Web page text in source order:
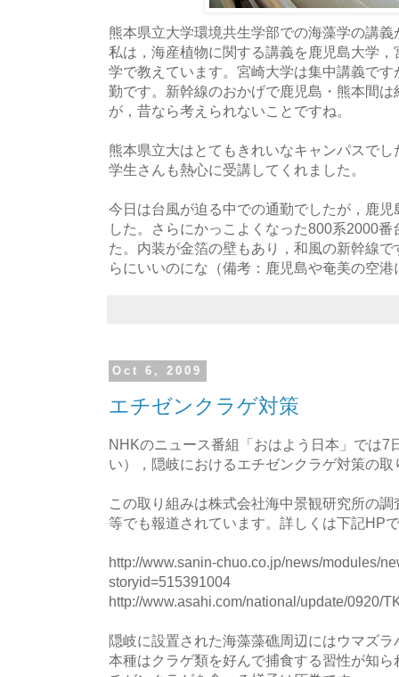
熊本県立大学環境共生学部での海藻学の講
私は，海産植物に関する講義を鹿児島大学
学で教えています。宮崎大学は集中講義で
勤です。新幹線のおかげで鹿児島・熊本間
が，昔なら考えられないことですね。
熊本県立大はとてもきれいなキャンパスで
学生さんも熱心に受講してくれました。
今日は台風が迫る中での通勤でしたが，鹿
した。さらにかっこよくなった800系2000
た。内装が金箔の壁もあり，和風の新幹線
らにいいのにな（備考：鹿児島や奄美の空
Oct 6, 2009
エチゼンクラゲ対策
NHKのニュース番組「おはよう日本」では7
い），隠岐におけるエチゼンクラゲ対策の
この取り組みは株式会社海中景観研究所の
等でも報道されています。詳しくは下記HP
http://www.sanin-chuo.co.jp/news/modules/
storyid=515391004
http://www.asahi.com/national/update/0920/
隠岐に設置された海藻藻礁周辺にはウマズ
本種はクラゲ類を好んで捕食する習性が知